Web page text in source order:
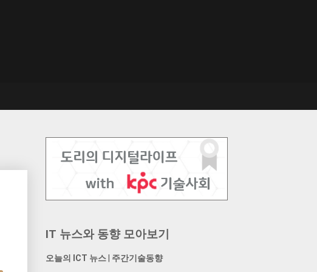
IT 뉴스와 동향 모아보기
오늘의 ICT 뉴스 주간기술동향